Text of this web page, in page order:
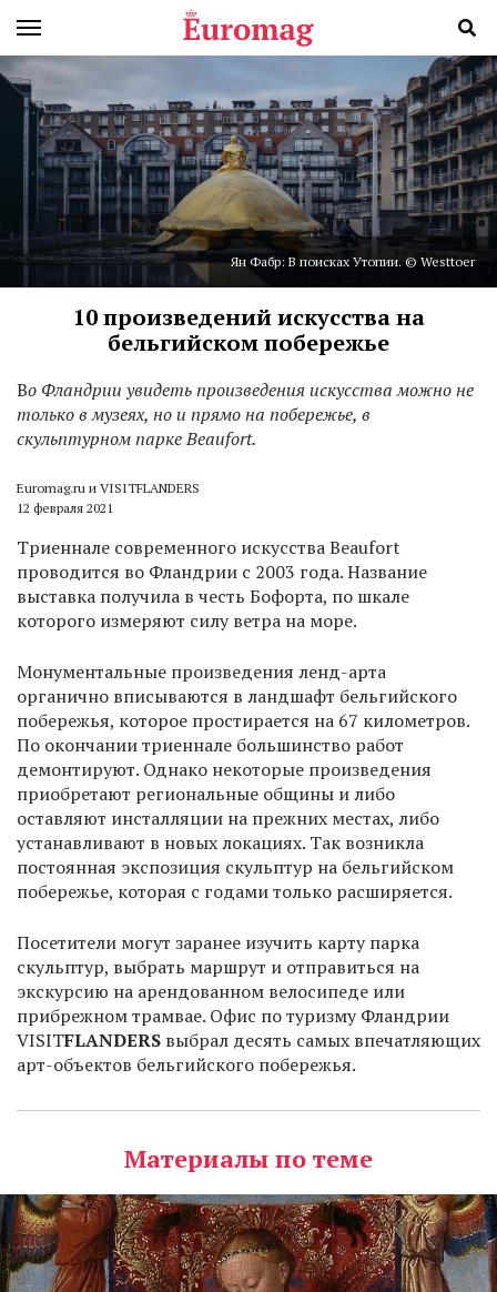
Ян Фабр: В поисках Утопии. © Westtoer
10 произведений искусства на
бельгийском побережье
Во Фландрии увидеть произведения искусства можно не
только в музеях, но и прямо на побережье, в
скульптурном парке Beaufort.
Euromag.ru и VISITFLANDERS
12 февраля 2021
Триеннале современного искусства Beaufort
проводится во Фландрии с 2003 года. Название
выставка получила в честь Бофорта, по шкале
которого измеряют силу ветра на море.
Монументальные произведения ленд-арта
органично вписываются в ландшафт бельгийского
побережья, которое простирается на 67 километров.
По окончании триеннале большинство работ
демонтируют. Однако некоторые произведения
приобретают региональные общины и либо
оставляют инсталляции на прежних местах, либо
устанавливают в новых локациях. Так возникла
постоянная экспозиция скульптур на бельгийском
побережье, которая с годами только расширяется.
Посетители могут заранее изучить карту парка
скульптур, выбрать маршрут и отправиться на
экскурсию на арендованном велосипеде или
прибрежном трамвае. Офис по туризму Фландрии
VISITFLANDERS выбрал десять самых впечатляющих
арт-объектов бельгийского побережья.
Материалы по теме